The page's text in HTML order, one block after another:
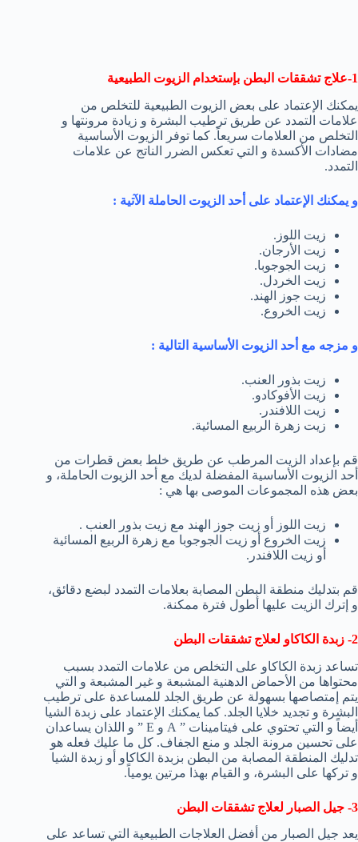
1-علاج تشققات البطن بإستخدام الزيوت الطبيعية
يمكنك الإعتماد على بعض الزيوت الطبيعية للتخلص من
علامات التمدد عن طريق ترطيب البشرة و زيادة مرونتها و
التخلص من العلامات سريعاً. كما توفر الزيوت الأساسية
مضادات الأكسدة و التي تعكس الضرر الناتج عن علامات
التمدد.
و يمكنك الإعتماد على أحد الزيوت الحاملة الآتية :
زيت اللوز.
زيت الأرجان.
زيت الجوجوبا.
زيت الخردل.
زيت جوز الهند.
زيت الخروع.
و مزجه مع أحد الزيوت الأساسية التالية :
زيت بذور العنب.
زيت الأفوكادو.
زيت اللافندر.
زيت زهرة الربيع المسائية.
قم بإعداد الزيت المرطب عن طريق خلط بعض قطرات من
أحد الزيوت الأساسية المفضلة لديك مع أحد الزيوت الحاملة، و
بعض هذه المجموعات الموصى بها هي :
زيت اللوز أو زيت جوز الهند مع زيت بذور العنب .
زيت الخروع أو زيت الجوجوبا مع زهرة الربيع المسائية
أو زيت اللافندر.
قم بتدليك منطقة البطن المصابة بعلامات التمدد لبضع دقائق،
و إترك الزيت عليها أطول فترة ممكنة.
2- زبدة الكاكاو ل
علاج تشققات البطن
تساعد زبدة الكاكاو على التخلص من علامات التمدد بسبب
محتواها من الأحماض الدهنية المشبعة و غير المشبعة و التي
يتم إمتصاصها بسهولة عن طريق الجلد للمساعدة على ترطيب
البشرة و تجديد خلايا الجلد. كما يمكنك الإعتماد على زبدة الشيا
أيضاً و التي تحتوي على فيتامينات ” A و E ” و اللذان يساعدان
على تحسين مرونة الجلد و منع الجفاف. كل ما عليك فعله هو
تدليك المنطقة المصابة من البطن بزبدة الكاكاو أو زبدة الشيا
و تركها على البشرة، و القيام بهذا مرتين يومياً.
3- جيل الصبار ل
علاج تشققات البطن
يعد جيل الصبار من أفضل العلاجات الطبيعية التي تساعد على